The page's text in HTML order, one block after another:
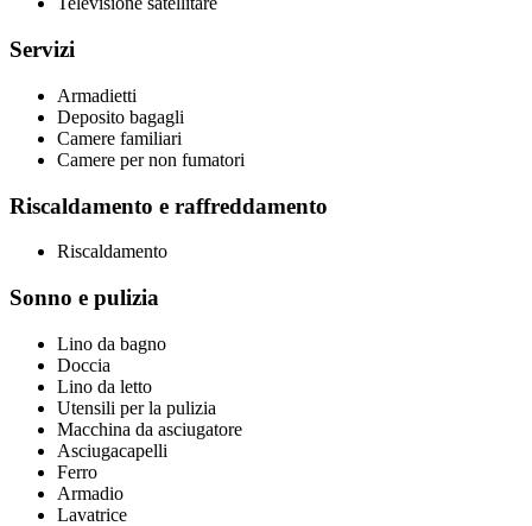
Servizi
Armadietti
Deposito bagagli
Camere familiari
Camere per non fumatori
Riscaldamento e raffreddamento
Riscaldamento
Sonno e pulizia
Lino da bagno
Doccia
Lino da letto
Utensili per la pulizia
Macchina da asciugatore
Asciugacapelli
Ferro
Armadio
Lavatrice